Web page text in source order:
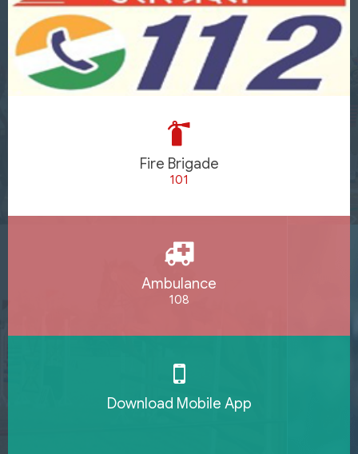
Fire Brigade
101
Ambulance
108
Download Mobile App